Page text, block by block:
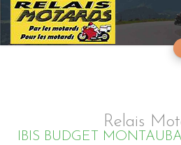
Relais
IBIS BUDGET